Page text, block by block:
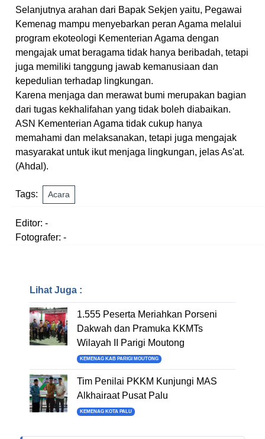
Selanjutnya arahan dari Bapak Sekjen yaitu, Pegawai
Kemenag mampu menyebarkan peran Agama melalui
program ekoteologi Kementerian Agama dengan
mengajak umat beragama tidak hanya beribadah, tetapi
juga memiliki tanggung jawab kemanusiaan dan
kepedulian terhadap lingkungan.
Karena menjaga dan merawat bumi merupakan bagian
dari tugas kekhalifahan yang tidak boleh diabaikan.
ASN Kementerian Agama tidak cukup hanya
memahami dan melaksanakan, tetapi juga mengajak
masyarakat untuk ikut menjaga lingkungan, jelas As'at.
(Ahdal).
Tags: Acara
Editor: -
Fotografer: -
Lihat Juga :
1.555 Peserta Meriahkan Porseni
Dakwah dan Pramuka KKMTs
Wilayah II Parigi Moutong
KEMENAG KAB PARIGI MOUTONG
Tim Penilai PKKM Kunjungi MAS
Alkhairaat Pusat Palu
KEMENAG KOTA PALU